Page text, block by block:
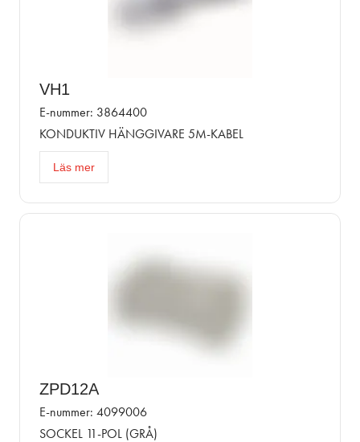
VH1
E-nummer: 3864400
KONDUKTIV HÄNGGIVARE 5M-KABEL
Läs mer
ZPD12A
E-nummer: 4099006
SOCKEL 11-POL (GRÅ)